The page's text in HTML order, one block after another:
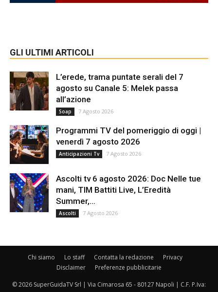
GLI ULTIMI ARTICOLI
L’erede, trama puntate serali del 7
agosto su Canale 5: Melek passa
all’azione
Soap 7 Agosto 2026
Programmi TV del pomeriggio di oggi |
venerdì 7 agosto 2026
Anticipazioni Tv 7 Agosto 2026
Ascolti tv 6 agosto 2026: Doc Nelle tue
mani, TIM Battiti Live, L’Eredità
Summer,...
Ascolti 7 Agosto 2026
Chi siamo Lo staff Contatta la redazione
Privacy
Disclaimer
Preferenze pubblicitarie
© 2026 SuperGuidaTV Srl | Via Cimarosa 65 - 80127 Napoli | C.F. P.Iva: